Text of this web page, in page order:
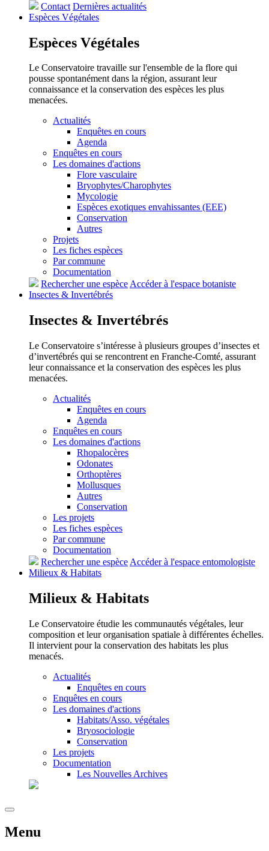
Contact Dernières actualités
Espèces Végétales
Espèces Végétales
Le Conservatoire travaille sur l'ensemble de la flore qui
pousse spontanément dans la région, assurant leur
connaissance et la conservation des espèces les plus
menacées.
Actualités
Enquêtes en cours
Agenda
Enquêtes en cours
Les domaines d'actions
Flore vasculaire
Bryophytes/Charophytes
Mycologie
Espèces exotiques envahissantes (EEE)
Conservation
Autres
Projets
Les fiches espèces
Par commune
Documentation
Rechercher une espèceAccéder à l'espace botaniste
Insectes & Invertébrés
Insectes & Invertébrés
Le Conservatoire s’intéresse à plusieurs groupes d’insectes et
d’invertébrés qui se rencontrent en Franche-Comté, assurant
leur connaissance et la conservation des espèces les plus
menacées.
Actualités
Enquêtes en cours
Agenda
Enquêtes en cours
Les domaines d'actions
Rhopalocères
Odonates
Orthoptères
Mollusques
Autres
Conservation
Les projets
Les fiches espèces
Par commune
Documentation
Rechercher une espèce Accéder à l'espace entomologiste
Milieux & Habitats
Milieux & Habitats
Le Conservatoire étudie les communautés végétales, leur
composition et leur organisation spatiale à différentes échelles.
Il intervient pour la conservation des habitats les plus
menacés.
Actualités
Enquêtes en cours
Enquêtes en cours
Les domaines d'actions
Habitats/Asso. végétales
Bryosociologie
Conservation
Les projets
Documentation
Les Nouvelles Archives
Menu